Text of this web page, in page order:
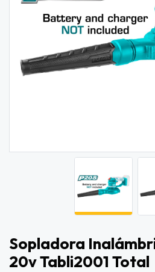
Sopladora
20v Tabli2001 Total